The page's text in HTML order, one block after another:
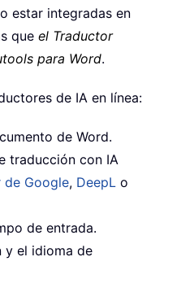
estar integradas en
que el Traductor
para Word.
de IA en línea:
de Word.
traducción con IA
de Google, DeepL o
de entrada.
y el idioma de